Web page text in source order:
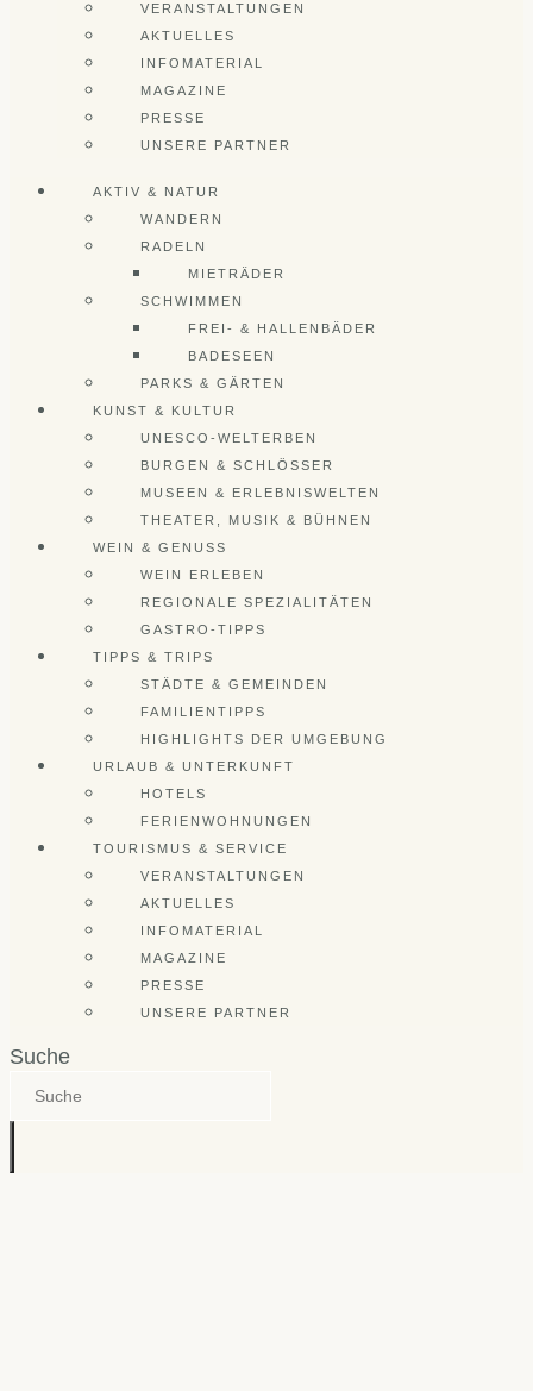
VERANSTALTUNGEN
AKTUELLES
INFOMATERIAL
MAGAZINE
PRESSE
UNSERE PARTNER
AKTIV & NATUR
WANDERN
RADELN
MIETRÄDER
SCHWIMMEN
FREI- & HALLENBÄDER
BADESEEN
PARKS & GÄRTEN
KUNST & KULTUR
UNESCO-WELTERBEN
BURGEN & SCHLÖSSER
MUSEEN & ERLEBNISWELTEN
THEATER, MUSIK & BÜHNEN
WEIN & GENUSS
WEIN ERLEBEN
REGIONALE SPEZIALITÄTEN
GASTRO-TIPPS
TIPPS & TRIPS
STÄDTE & GEMEINDEN
FAMILIENTIPPS
HIGHLIGHTS DER UMGEBUNG
URLAUB & UNTERKUNFT
HOTELS
FERIENWOHNUNGEN
TOURISMUS & SERVICE
VERANSTALTUNGEN
AKTUELLES
INFOMATERIAL
MAGAZINE
PRESSE
UNSERE PARTNER
Suche